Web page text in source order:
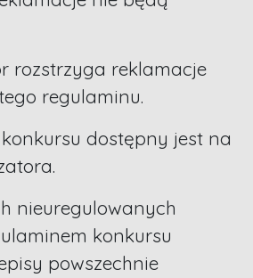
rozstrzyga reklamacje
regulaminu.
dostępny jest na
nieuregulowanych
konkursu
powszechnie